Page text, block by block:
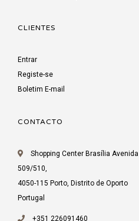
CLIENTES
Entrar
Registe-se
Boletim E-mail
CONTACTO
Shopping Center Brasília
509/510,
4050-115 Porto, Distrito de Oporto
Portugal
+351 226091460